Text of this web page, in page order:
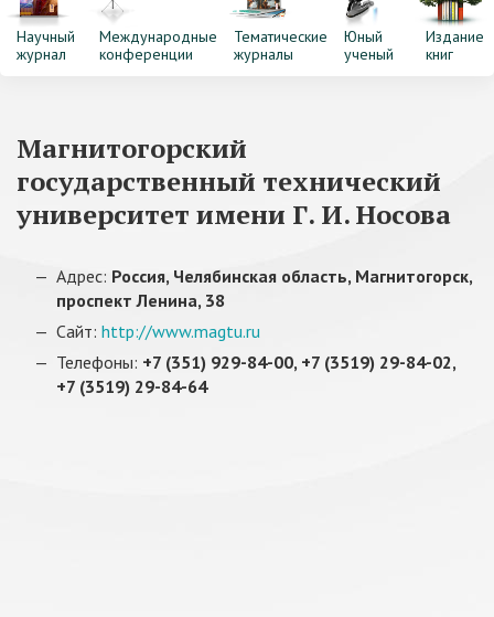
Научный
журнал
Международные
конференции
Тематические
журналы
Юный
ученый
Издание
книг
Магнитогорский
государственный технический
университет имени Г. И. Носова
Адрес: Россия, Челябинская область, Магнитогорск,
проспект Ленина, 38
Сайт: http://www.magtu.ru
Телефоны: +7 (351) 929-84-00, +7 (3519) 29-84-02,
+7 (3519) 29-84-64